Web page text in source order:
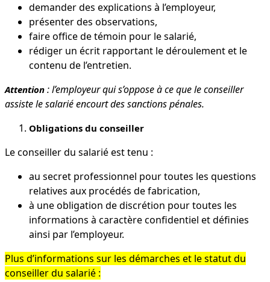
demander des explications à l’employeur,
présenter des observations,
faire office de témoin pour le salarié,
rédiger un écrit rapportant le déroulement et le
contenu de l’entretien.
Attention : l’employeur qui s’oppose à ce que le conseiller
assiste le salarié encourt des sanctions pénales.
Obligations du conseiller
Le conseiller du salarié est tenu :
au secret professionnel pour toutes les questions
relatives aux procédés de fabrication,
à une obligation de discrétion pour toutes les
informations à caractère confidentiel et définies
ainsi par l’employeur.
Plus d’informations sur les démarches et le statut du
conseiller du salarié :